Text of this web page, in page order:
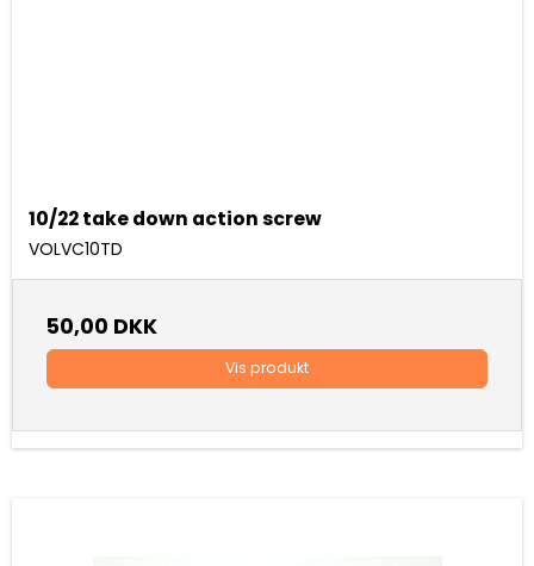
10/22 take down action screw
VOLVC10TD
50,00 DKK
Vis produkt